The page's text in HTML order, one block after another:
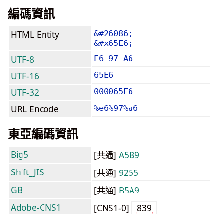
編碼資訊
HTML Entity
&#26086;
&#x65E6;
UTF-8 E6 97 A6
UTF-16 65E6
UTF-32 000065E6
URL Encode %e6%97%a6
東亞編碼資訊
Big5 [共通] A5B9
Shift_JIS
[共通] 9255
GB
[共通] B5A9
Adobe-CNS1
[CNS1-0] 839